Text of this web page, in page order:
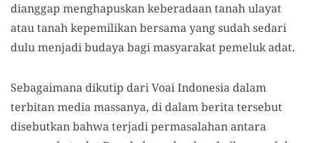
dianggap menghapuskan keberadaan tanah ulayat
atau tanah kepemilikan bersama yang sudah sedari
dulu menjadi budaya bagi masyarakat pemeluk adat.
Sebagaimana dikutip dari Voai Indonesia dalam
terbitan media massanya, di dalam berita tersebut
disebutkan bahwa terjadi permasalahan antara